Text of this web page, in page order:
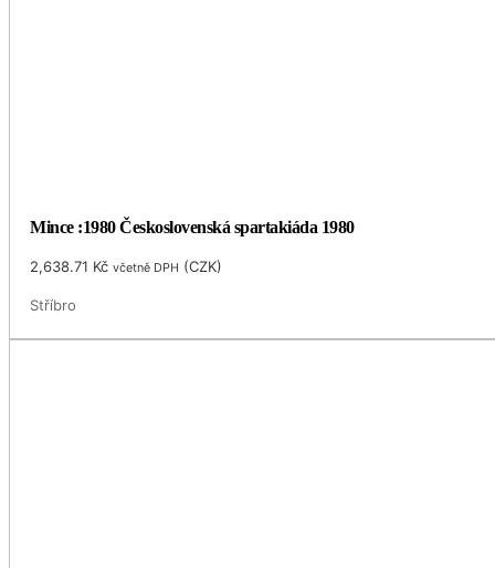
Mince :1980 Československá spartakiáda 1980
2,638.71 Kč včetně DPH (CZK)
Stříbro